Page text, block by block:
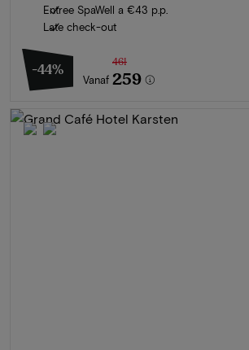
Entree SpaWell a €43 p.p.
Late check-out
-44%
Vanaf
461
259